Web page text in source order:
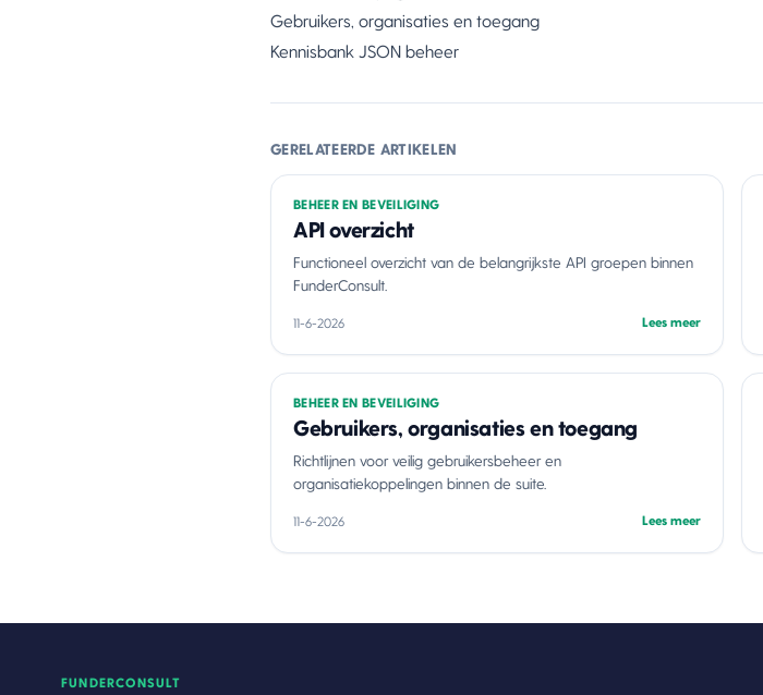
Gebruikers, organisaties en toegang
Kennisbank JSON beheer
GERELATEERDE ARTIKELEN
BEHEER EN BEVEILIGING
API overzicht
Functioneel overzicht van de belangrijkste API groepen binnen
FunderConsult.
11-6-2026 Lees meer
BEHEER EN BEVEILIGING
Gebruikers, organisaties en toegang
Richtlijnen voor veilig gebruikersbeheer en
organisatiekoppelingen binnen de suite.
11-6-2026 Lees meer
FUNDERCONSULT